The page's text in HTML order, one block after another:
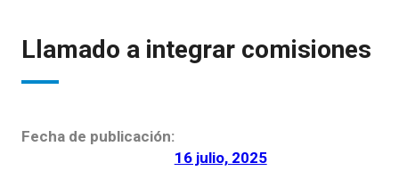
Llamado a integrar comisiones
Fecha de publicación:
16 julio, 2025